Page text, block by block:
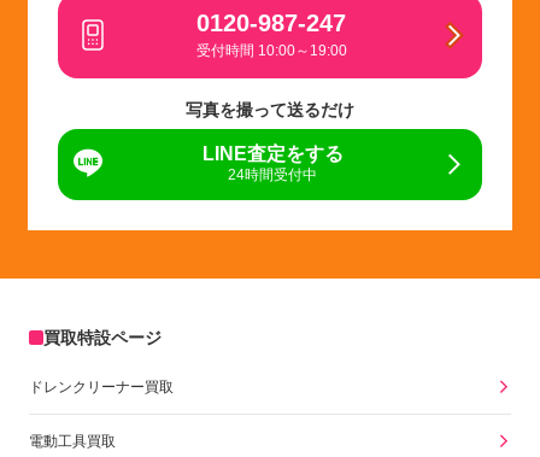
0120-987-247
受付時間 10:00～19:00
写真を撮って送るだけ
LINE査定をする
24時間受付中
買取特設ページ
ドレンクリーナー買取
電動工具買取